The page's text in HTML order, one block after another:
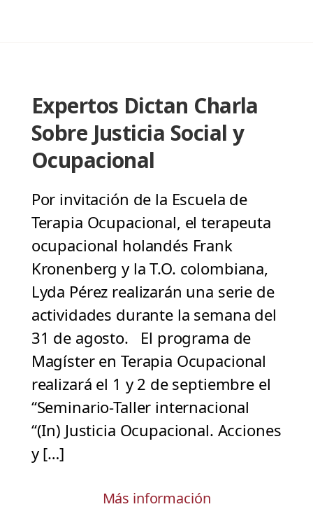
Expertos Dictan Charla
Sobre Justicia Social y
Ocupacional
Por invitación de la Escuela de
Terapia Ocupacional, el terapeuta
ocupacional holandés Frank
Kronenberg y la T.O. colombiana,
Lyda Pérez realizarán una serie de
actividades durante la semana del
31 de agosto. El programa de
Magíster en Terapia Ocupacional
realizará el 1 y 2 de septiembre el
“Seminario-Taller internacional
“(In) Justicia Ocupacional. Acciones
y […]
Más información